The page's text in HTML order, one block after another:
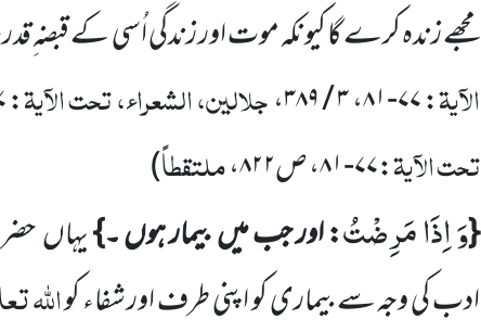
مجھے زندہ کرے گا کیونکہ موت اور زندگی اُسی کے
الآیۃ:۷۷-۸۱ ،۳ / ۳۸۹ ،جلالین، الشعراء، تحت الآیۃ:
تحت الآیۃ:۷۷-۸۱ ، ص۸۲۲،ملتقطاً)
{وَ اِذَا مَرِضْتُ: اور جب میں بیمار ہوں ۔}یہاں
ادب کی وجہ سے بیماری کو اپنی طرف اور شفاء کواللہ